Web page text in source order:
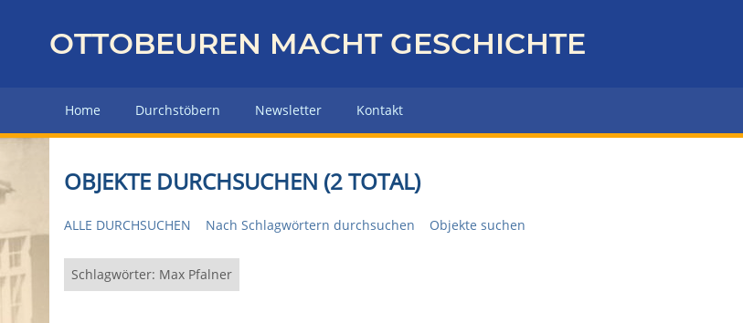
z
r
H
u
p
OTTOBEUREN MACHT GESCHICHTE
Home Durchstöbern Newsletter Kontakt
OBJEKTE DURCHSUCHEN (2 TOTAL)
ALLE DURCHSUCHEN Nach Schlagwörtern durchsuchen Objekte suchen
Schlagwörter: Max Pfalner